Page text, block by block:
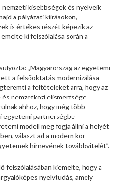
nemzeti kisebbségek és nyelveik
a pályázati kiírásokon,
is értékes részét képezik az
ki felszólalása során a
„Magyarország az egyetemi
a felsőoktatás modernizálása
a feltételeket arra, hogy az
nemzetközi elismertsége
ahhoz, hogy még több
egyetemi partnerségbe
modell meg fogja állni a helyét
választ ad a modern kor
hírnevének továbbvitelét”.
felszólalásában kiemelte, hogy a
nyelvtudás, amely